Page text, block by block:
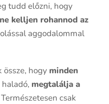
tudd előzni, hogy
ne kelljen rohannod az
aggodalommal
hogy minden
megtalálja a
Természetesen csak